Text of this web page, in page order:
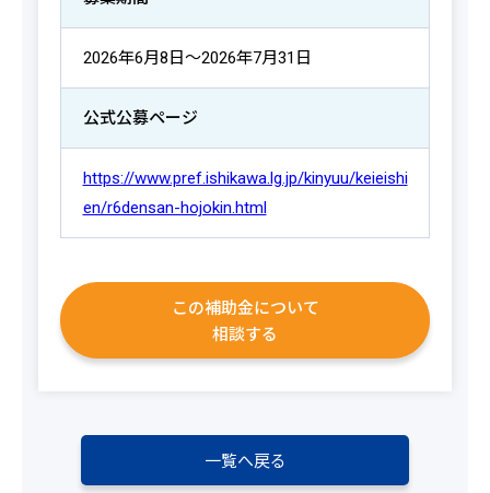
2026年6月8日～2026年7月31日
公式公募ページ
https://www.pref.ishikawa.lg.jp/kinyuu/keieishi
en/r6densan-hojokin.html
この補助金について
相談する
一覧へ戻る